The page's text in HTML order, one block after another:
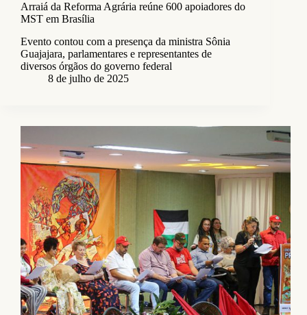
Arraiá da Reforma Agrária reúne 600 apoiadores do
MST em Brasília
Evento contou com a presença da ministra Sônia
Guajajara, parlamentares e representantes de
diversos órgãos do governo federal
8 de julho de 2025